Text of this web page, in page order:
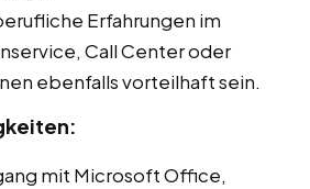
Erfahrungen im
Call Center oder
ebenfalls vorteilhaft sein.
mit Microsoft Office,